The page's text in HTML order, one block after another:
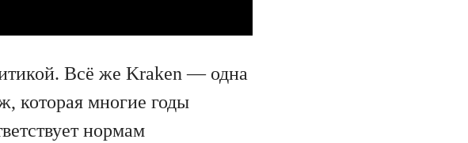
Всё же Kraken — одна
которая многие годы
нормам